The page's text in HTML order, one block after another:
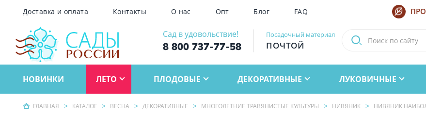
Доставка и оплата Контакты О нас Опт Блог FAQ
Сад в удовольствие!
8 800 737-77-58
Посадочный материал
ПОЧТОЙ
НОВИНКИ ЛЕТО ПЛОДОВЫЕ ДЕКОРАТИВНЫЕ ЛУКОВИЧНЫЕ
ГЛАВНАЯ КАТАЛОГ ВЕСНА ДЕКОРАТИВНЫЕ МНОГОЛЕТНИЕ ТРАВЯНИСТЫЕ КУЛЬТУРЫ НИВЯНИК НИВЯНИК